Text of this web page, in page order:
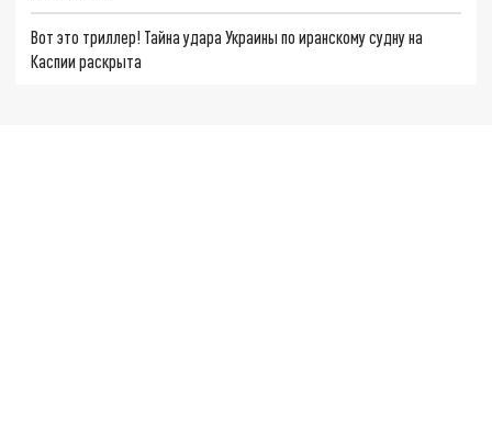
Вот это триллер! Тайна удара Украины по иранскому судну на
Каспии раскрыта